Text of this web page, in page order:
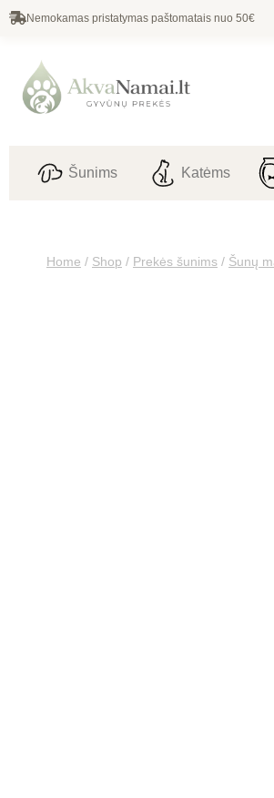
Nemokamas pristatymas paštomatais nuo 50€
Šunims Katėms
Home / Shop / Prekės šunims / Šunų